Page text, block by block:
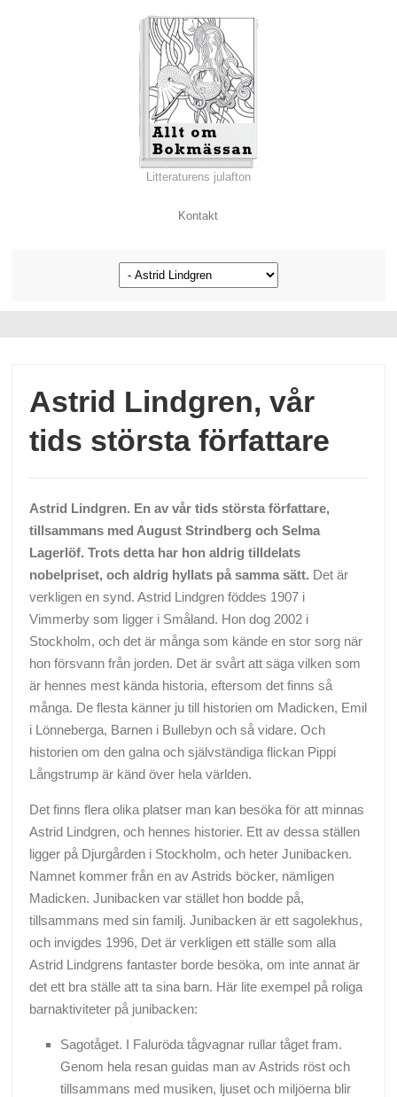
Litteraturens julafton
Kontakt
Astrid Lindgren, vår
tids största författare
Astrid Lindgren. En av vår tids största författare,
tillsammans med August Strindberg och Selma
Lagerlöf. Trots detta har hon aldrig tilldelats
nobelpriset, och aldrig hyllats på samma sätt. Det är
verkligen en synd. Astrid Lindgren föddes 1907 i
Vimmerby som ligger i Småland. Hon dog 2002 i
Stockholm, och det är många som kände en stor sorg när
hon försvann från jorden. Det är svårt att säga vilken som
är hennes mest kända historia, eftersom det finns så
många. De flesta känner ju till historien om Madicken, Emil
i Lönneberga, Barnen i Bullebyn och så vidare. Och
historien om den galna och självständiga flickan Pippi
Långstrump är känd över hela världen.
Det finns flera olika platser man kan besöka för att minnas
Astrid Lindgren, och hennes historier. Ett av dessa ställen
ligger på Djurgården i Stockholm, och heter Junibacken.
Namnet kommer från en av Astrids böcker, nämligen
Madicken. Junibacken var stället hon bodde på,
tillsammans med sin familj. Junibacken är ett sagolekhus,
och invigdes 1996, Det är verkligen ett ställe som alla
Astrid Lindgrens fantaster borde besöka, om inte annat är
det ett bra ställe att ta sina barn. Här lite exempel på roliga
barnaktiviteter på junibacken:
Sagotåget. I Faluröda tågvagnar rullar tåget fram.
Genom hela resan guidas man av Astrids röst och
tillsammans med musiken, ljuset och miljöerna blir